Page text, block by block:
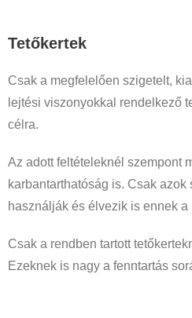
Tetőkertek
Csak a megfelelően szigetelt,
lejtési viszonyokkal rendelkező
célra.
Az adott feltételeknél szempont
karbantarthatóság is. Csak
használják és élvezik is ennek a
Csak a rendben tartott
Ezeknek is nagy a fenntartás